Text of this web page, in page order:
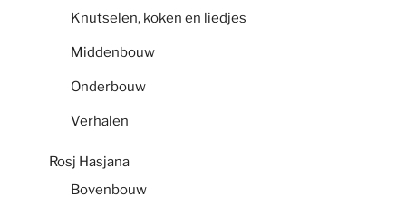
Knutselen, koken en liedjes
Middenbouw
Onderbouw
Verhalen
Rosj Hasjana
Bovenbouw